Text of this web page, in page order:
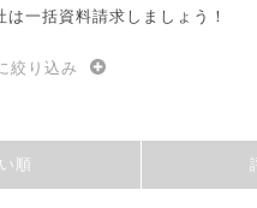
一括資料請求しましょう！
絞り込み
順